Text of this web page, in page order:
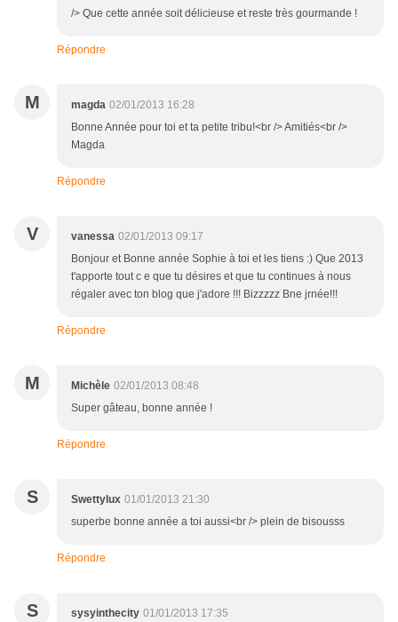
/> Que cette année soit délicieuse et reste très gourmande !
Répondre
M magda 02/01/2013 16:28
Bonne Année pour toi et ta petite tribu!<br /> Amitiés<br />
Magda
Répondre
V vanessa 02/01/2013 09:17
Bonjour et Bonne année Sophie à toi et les tiens :) Que 2013
t'apporte tout c e que tu désires et que tu continues à nous
régaler avec ton blog que j'adore !!! Bizzzzz Bne jrnée!!!
Répondre
M Michèle 02/01/2013 08:48
Super gâteau, bonne année !
Répondre
S Swettylux 01/01/2013 21:30
superbe bonne année a toi aussi<br /> plein de bisousss
Répondre
S sysyinthecity 01/01/2013 17:35